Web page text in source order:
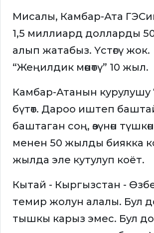
Мисалы, Камбар-Ата
1,5 миллиард долларды
алып жатабыз. Үстөгү жок.
“Жеңилдик мөөнөтү” 10 жыл.
Камбар-Атанын
бүтөт. Дароо иштеп
баштаган соң, өзүнөн
менен 50 жылды биякка
жылда эле кутулуп коёт.
Кытай - Кыргызстан -
темир жолун алалы. Бул
тышкы карыз эмес. Бул